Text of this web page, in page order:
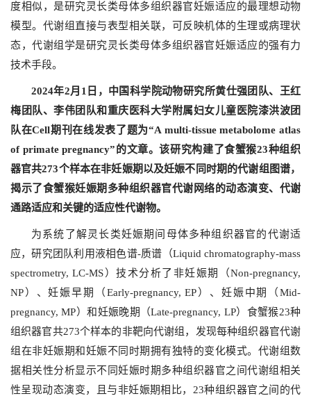
度相似，是研究灵长类母体多组织器官妊娠适应的最理想动物
模型。代谢组直接与表型相关联，可反映机体的生理或病理状
态，代谢组学是研究灵长类母体多组织器官妊娠适应的强有力
技术手段。
2024年2月 1 日，中国科学院动物研究所黄仕强团队、王红
梅团队、李伟团队和重庆医科大学附属妇女儿童医院漆洪波团
队在Cell期刊在线发表了题为“A multi-tissue metabolome atlas
of primate pregnancy”的文章。该研究构建了食蟹猴23种组织
器官共273个样本在非妊娠期以及妊娠不同时期的代谢组图谱，
揭示了食蟹猴妊娠期多种组织器官代谢网络的动态演变、代谢
通路适应和关键的适应性代谢物。
为系统了解灵长类妊娠期间母体多种组织器官的代谢适
应，研究团队利用液相色谱-质谱（Liquid chromatography-mass
spectrometry, LC-MS）技术分析了非妊娠期（Non-pregnancy,
NP）、妊娠早期（Early-pregnancy, EP）、妊娠中期（Mid-
pregnancy, MP）和妊娠晚期（Late-pregnancy, LP）食蟹猴23种
组织器官共273个样本的非靶向代谢组，发现每种组织器官代谢
组在非妊娠期和妊娠不同时期拥有独特的变化模式。代谢组数
据相关性分析显示不同妊娠时期多种组织器官之间代谢组相关
性呈现动态演变，且与非妊娠期相比，23种组织器官之间的代